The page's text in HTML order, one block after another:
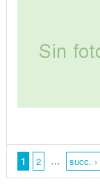
1 2 … succ. ›